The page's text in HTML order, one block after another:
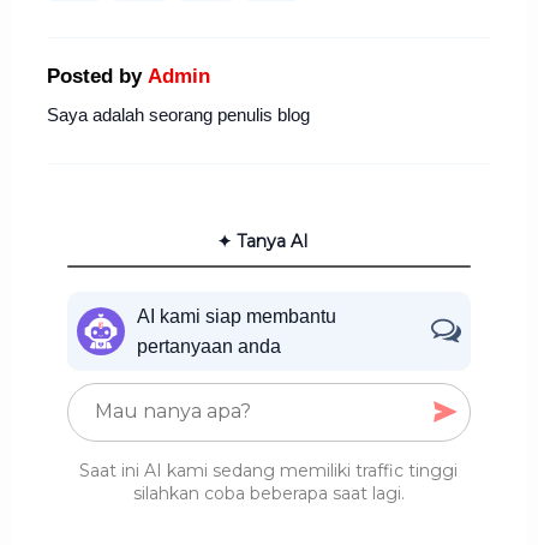
Posted by Admin
Saya adalah seorang penulis blog
✦ Tanya AI
AI kami siap membantu
pertanyaan anda
Saat ini AI kami sedang memiliki traffic tinggi
silahkan coba beberapa saat lagi.